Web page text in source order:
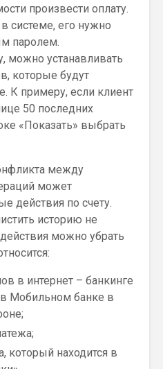
произвести оплату.
системе, его нужно
паролем.
можно устанавливать
которые будут
К примеру, если клиент
50 последних
«Показать» выбрать
между
может
действия по счету.
историю не
можно убрать
в интернет – банкинге
Мобильном банке в
который находится в